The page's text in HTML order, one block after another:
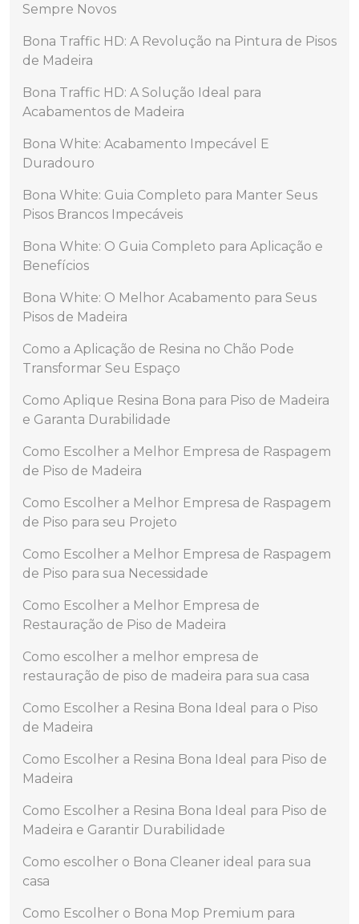
Sempre Novos
Bona Traffic HD: A Revolução na Pintura de Pisos
de Madeira
Bona Traffic HD: A Solução Ideal para
Acabamentos de Madeira
Bona White: Acabamento Impecável E
Duradouro
Bona White: Guia Completo para Manter Seus
Pisos Brancos Impecáveis
Bona White: O Guia Completo para Aplicação e
Benefícios
Bona White: O Melhor Acabamento para Seus
Pisos de Madeira
Como a Aplicação de Resina no Chão Pode
Transformar Seu Espaço
Como Aplique Resina Bona para Piso de Madeira
e Garanta Durabilidade
Como Escolher a Melhor Empresa de Raspagem
de Piso de Madeira
Como Escolher a Melhor Empresa de Raspagem
de Piso para seu Projeto
Como Escolher a Melhor Empresa de Raspagem
de Piso para sua Necessidade
Como Escolher a Melhor Empresa de
Restauração de Piso de Madeira
Como escolher a melhor empresa de
restauração de piso de madeira para sua casa
Como Escolher a Resina Bona Ideal para o Piso
de Madeira
Como Escolher a Resina Bona Ideal para Piso de
Madeira
Como Escolher a Resina Bona Ideal para Piso de
Madeira e Garantir Durabilidade
Como escolher o Bona Cleaner ideal para sua
casa
Como Escolher o Bona Mop Premium para